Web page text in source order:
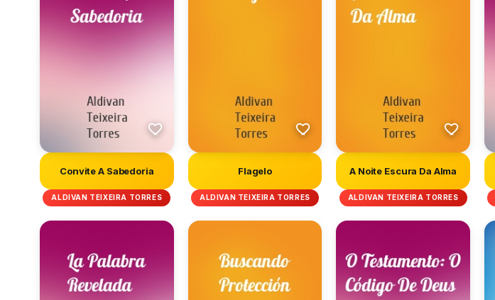
Convite A Sabedoria
ALDIVAN TEIXEIRA TORRES
Flagelo
ALDIVAN TEIXEIRA TORRES
A Noite Escura Da Alma
ALDIVAN TEIXEIRA TORRES